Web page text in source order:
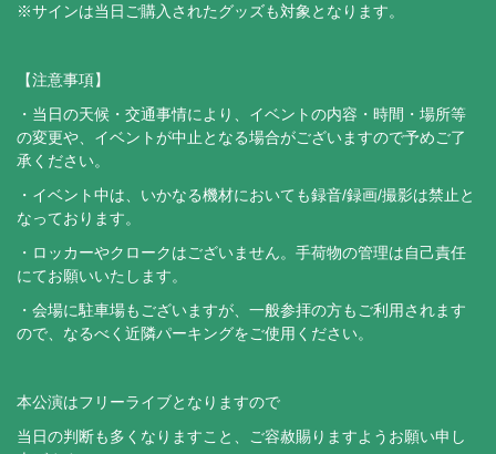
※サインは当日ご購入されたグッズも対象となります。
【注意事項】
・当日の天候・交通事情により、イベントの内容・時間・場所等
の変更や、イベントが中止となる場合がございますので予めご了
承ください。
・イベント中は、いかなる機材においても録音/録画/撮影は禁止と
なっております。
・ロッカーやクロークはございません。手荷物の管理は自己責任
にてお願いいたします。
・会場に駐車場もございますが、一般参拝の方もご利用されます
ので、なるべく近隣パーキングをご使用ください。
本公演はフリーライブとなりますので
当日の判断も多くなりますこと、ご容赦賜りますようお願い申し